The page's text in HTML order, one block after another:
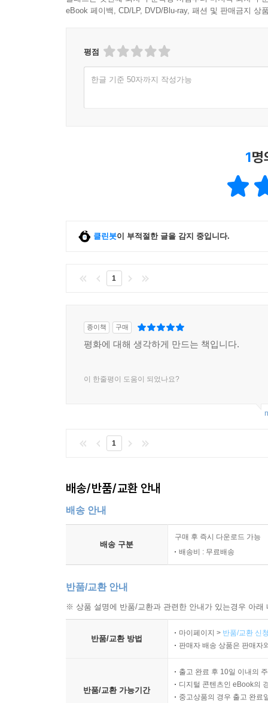
자신들만의 기쁨을 간직한 채 일상을 살아간다
한다고 느낀다.
어떤 부분이 믿기 어려운 이타심이나 희생, 고통
절대로 논할 수 없음을 깨닫는다. 이제 고원에서
결국 저자가 이 연구를 어떻게 끝냈는지, 어떤
인연을 소중히 붙잡은 채 주민들과 함께 새로이
고원에서 사람들을 만나며 저자의 마음이 사
연구서이자, 홀로코스트에 관한 역사서이자,
섬세한 책을 통해, 우리들 역시 자신의 내면 깊
팩슨의 아름다운 글이 이야기들을 어찌나 절묘
역사에 기록되지 않은 피해자들의 삶을 그린 꿈
eBook 페이백, CD/LP, DVD/Blu-ray, 패션 및 판매금지 상
평점
한글 기준 50자까지 작성가능
1명
클린봇이 부적절한 글을 감지 중입니다.
1
종이책 구매
평화에 대해 생각하게 만드는 책입니다.
이 한줄평이 도움이 되었나요?
1
배송/반품/교환 안내
배송 안내
배송 구분
구매 후 즉시 다운로드 가능
배송비 : 무료배송
반품/교환 안내
※ 상품 설명에 반품/교환과 관련한 안내가 있는경우 아
반품/교환 방법
마이페이지 > 반품/교환 신
판매자 배송 상품은 판매자
반품/교환 가능기간
출고 완료 후 10일 이내의
디지털 콘텐츠인 eBook의
중고상품의 경우 출고 완료